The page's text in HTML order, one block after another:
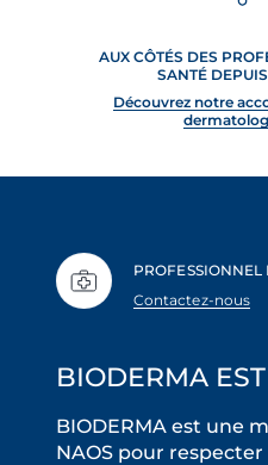
AUX CÔTÉS DES
SANTÉ
Découvrez notre
PROFESSIONNEL
Contactez-nous
BIODERMA
BIODERMA est une
NAOS pour